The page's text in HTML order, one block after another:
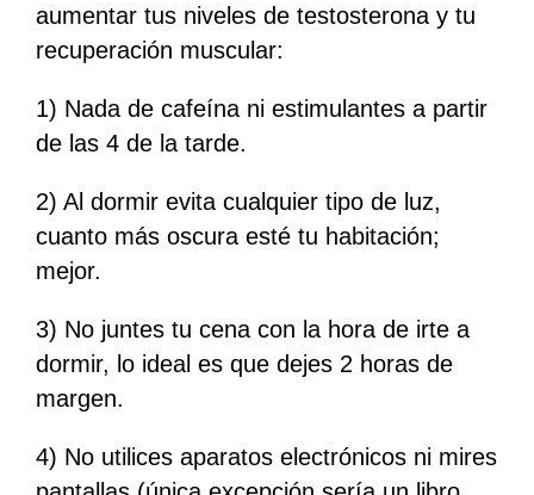
aumentar tus niveles de testosterona y tu
recuperación muscular:
1) Nada de cafeína ni estimulantes a partir
de las 4 de la tarde.
2) Al dormir evita cualquier tipo de luz,
cuanto más oscura esté tu habitación;
mejor.
3) No juntes tu cena con la hora de irte a
dormir, lo ideal es que dejes 2 horas de
margen.
4) No utilices aparatos electrónicos ni mires